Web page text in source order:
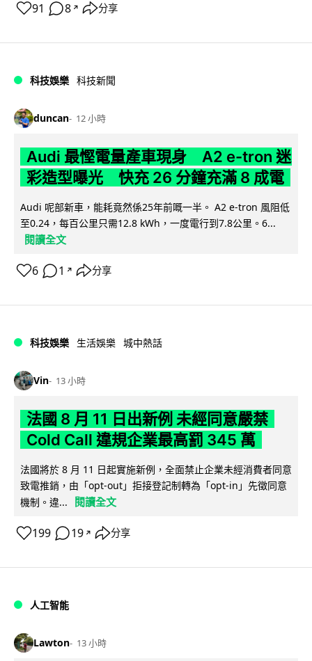
91 8 ↗ 分享
科技娛樂 科技新聞
duncan 12 小時
Audi 最慳電量產車現身 A2 e-tron 迷
彩造型曝光 快充 26 分鐘充滿 8 成電
Audi 呢部新車，能耗竟然係25年前嘅一半。 A2 e-tron 風阻低
至0.24，每百公里只需12.8 kWh，一度電行到7.8公里。6...
閱讀全文
6 1 ↗ 分享
科技娛樂 生活娛樂 城中熱話
Vin 13 小時
法國 8 月 11 日出新例 未經同意嚴禁
Cold Call 違規企業最高罰 345 萬
法國將於 8 月 11 日起實施新例，全面禁止企業未經消費者同意
致電推銷，由「opt-out」拒接登記制轉為「opt-in」先徵同意
機制。違...
閱讀全文
199 19 ↗ 分享
人工智能
Lawton 13 小時